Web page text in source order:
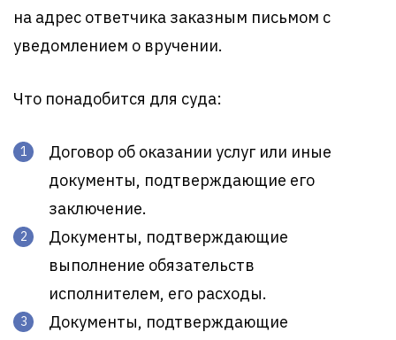
на адрес ответчика заказным письмом с
уведомлением о вручении.
Что понадобится для суда:
Договор об оказании услуг или иные
документы, подтверждающие его
заключение.
Документы, подтверждающие
выполнение обязательств
исполнителем, его расходы.
Документы, подтверждающие